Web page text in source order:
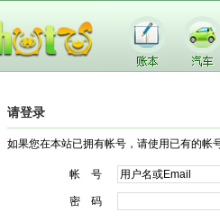
请登录
如果您在本站已拥有帐号，请使用已有的帐
帐 号
密 码